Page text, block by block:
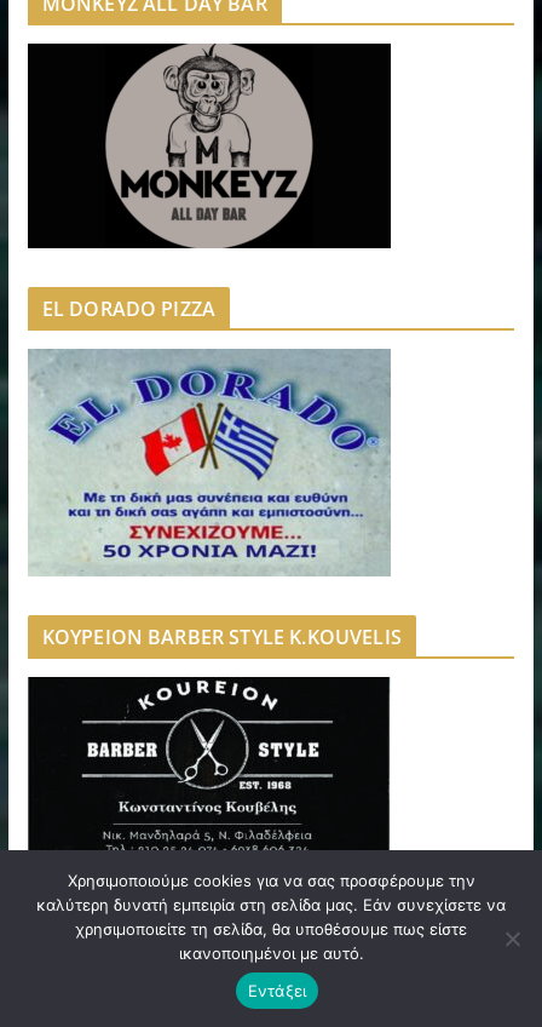
EL DORADO PIZZA
ΚΟΥΡΕΙΟΝ BARBER STYLE K.KOUVELIS
ΝΤΑΛΑΚΟΣ ΣΩΤΗΡΙΟΣ – ΟΦΘΑΛΜΙΑΤΡΟΣ
Χρησιμοποιούμε cookies για να σας προσφέρουμε την
καλύτερη δυνατή εμπειρία στη σελίδα μας. Εάν συνεχίσετε να
χρησιμοποιείτε τη σελίδα, θα υποθέσουμε πως είστε
ικανοποιημένοι με αυτό.
Εντάξει